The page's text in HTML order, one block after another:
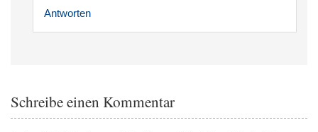
Antworten
Schreibe einen Kommentar